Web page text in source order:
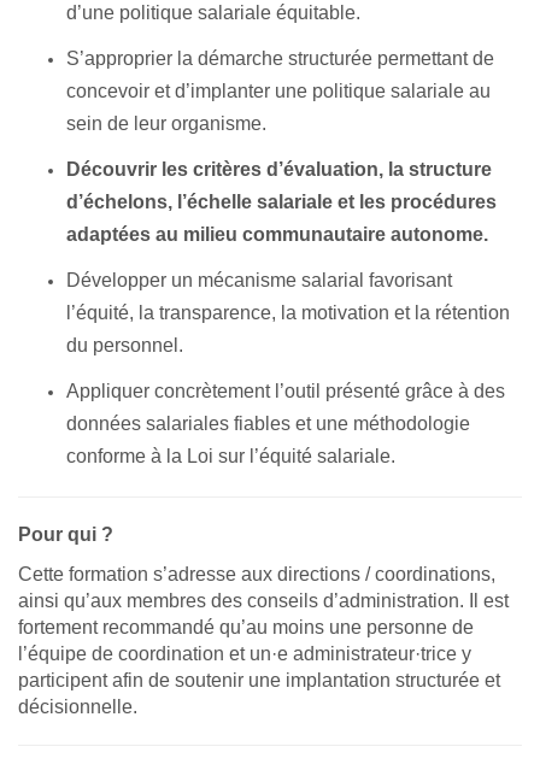
d’une politique salariale équitable.
S’approprier la démarche structurée permettant de
concevoir et d’implanter une politique salariale au
sein de leur organisme.
Découvrir les critères d’évaluation, la structure
d’échelons, l’échelle salariale et les procédures
adaptées au milieu communautaire autonome.
Développer un mécanisme salarial favorisant
l’équité, la transparence, la motivation et la rétention
du personnel.
Appliquer concrètement l’outil présenté grâce à des
données salariales fiables et une méthodologie
conforme à la Loi sur l’équité salariale.
Pour qui ?
Cette formation s’adresse aux directions / coordinations,
ainsi qu’aux membres des conseils d’administration. Il est
fortement recommandé qu’au moins une personne de
l’équipe de coordination et un·e administrateur·trice y
participent afin de soutenir une implantation structurée et
décisionnelle.